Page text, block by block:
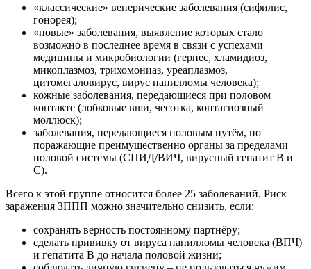
«классические» венерические заболевания (сифилис,
гонорея);
«новые» заболевания, выявление которых стало
возможно в последнее время в связи с успехами
медицины и микробиологии (герпес, хламидиоз,
микоплазмоз, трихомониаз, уреаплазмоз,
цитомегаловирус, вирус папилломы человека);
кожные заболевания, передающиеся при половом
контакте (лобковые вши, чесотка, контагиозный
моллюск);
заболевания, передающиеся половым путём, но
поражающие преимущественно органы за пределами
половой системы (СПИД/ВИЧ, вирусный гепатит B и
C).
Всего к этой группе относится более 25 заболеваний. Риск
заражения ЗППП можно значительно снизить, если:
сохранять верность постоянному партнёру;
сделать прививку от вируса папилломы человека (ВПЧ)
и гепатита B до начала половой жизни;